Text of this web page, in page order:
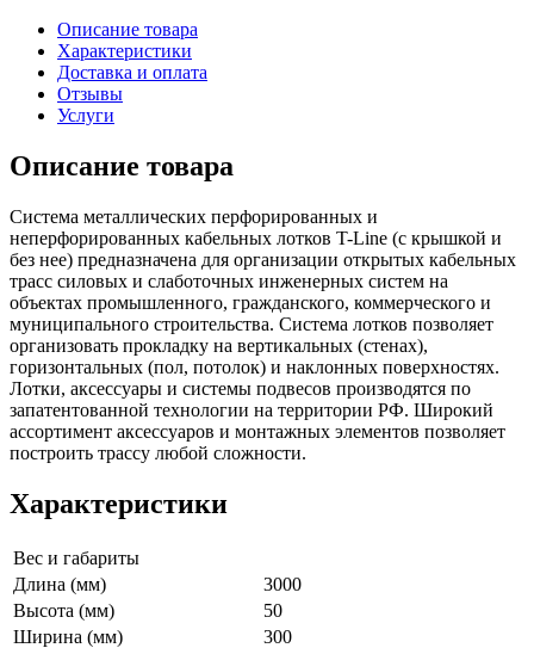
Описание товара
Характеристики
Доставка и оплата
Отзывы
Услуги
Описание товара
Система металлических перфорированных и
неперфорированных кабельных лотков T-Line (с крышкой и
без нее) предназначена для организации открытых кабельных
трасс силовых и слаботочных инженерных систем на
объектах промышленного, гражданского, коммерческого и
муниципального строительства. Система лотков позволяет
организовать прокладку на вертикальных (стенах),
горизонтальных (пол, потолок) и наклонных поверхностях.
Лотки, аксессуары и системы подвесов производятся по
запатентованной технологии на территории РФ. Широкий
ассортимент аксессуаров и монтажных элементов позволяет
построить трассу любой сложности.
Характеристики
Вес и габариты
Длина (мм)
3000
Высота (мм)
50
Ширина (мм)
300